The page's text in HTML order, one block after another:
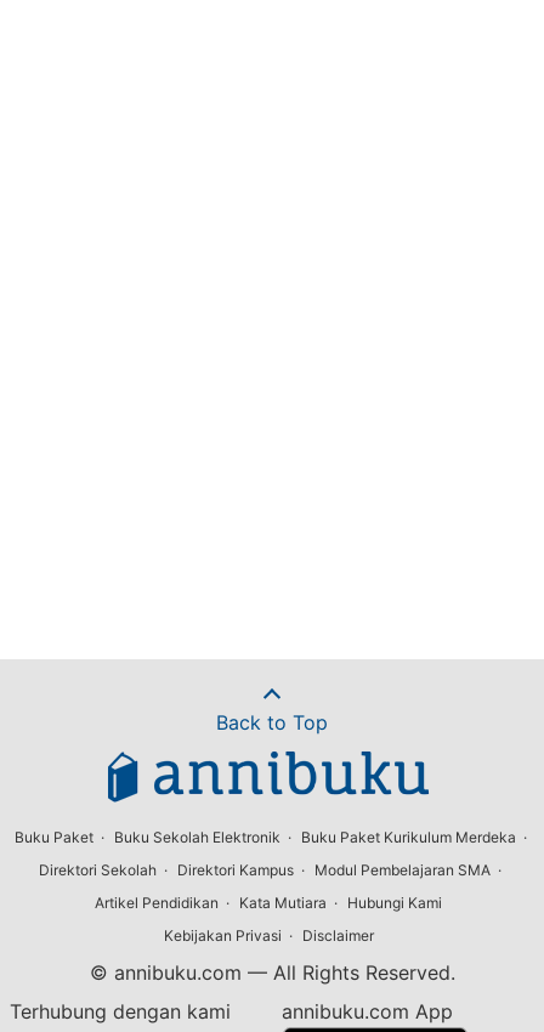
Back to Top
Buku Paket Buku Sekolah Elektronik
Buku Paket Kurikulum Merdeka
Direktori Sekolah
Direktori Kampus
Modul Pembelajaran SMA
Artikel Pendidikan
Kata Mutiara
Hubungi Kami
Kebijakan Privasi
Disclaimer
© annibuku.com — All Rights Reserved.
Terhubung dengan kami
annibuku.com App